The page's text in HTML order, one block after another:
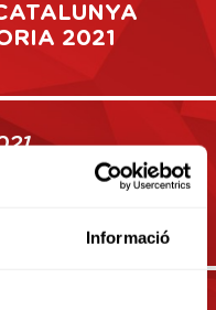
Informació
2021
2021